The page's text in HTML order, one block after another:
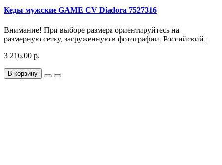
Кеды мужские GAME CV Diadora 7527316
Внимание! При выборе размера ориентируйтесь на
размерную сетку, загруженную в фотографии. Российский..
3 216.00 р.
В корзину